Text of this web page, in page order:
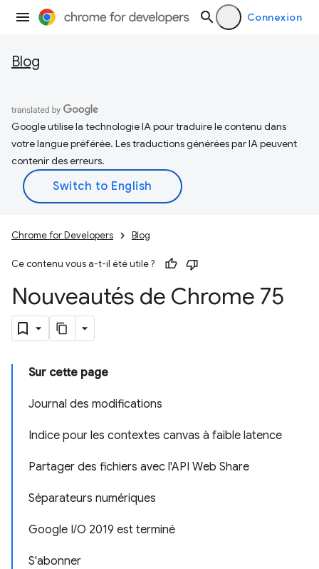
Connexion
Blog
Google utilise la technologie IA pour traduire le contenu dans
votre langue préférée. Les traductions générées par IA peuvent
contenir des erreurs.
Chrome for Developers Blog
Ce contenu vous a-t-il été utile ?
Nouveautés de Chrome 75
Sur cette page
Journal des modifications
Indice pour les contextes canvas à faible latence
Partager des fichiers avec l'API Web Share
Séparateurs numériques
Google I/O 2019 est terminé
S'abonner